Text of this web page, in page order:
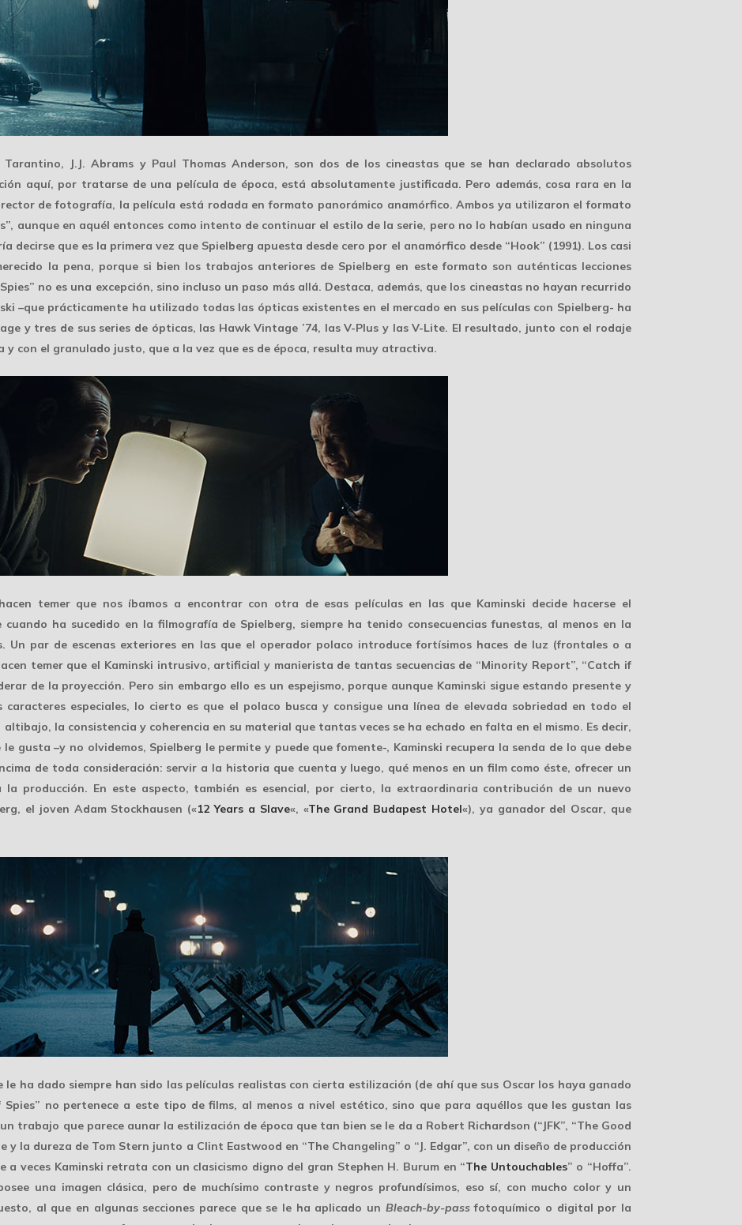
J.J. Abrams y Paul Thomas Anderson, son dos de los cineastas que se han declarado absolutos
aquí, por tratarse de una película de época, está absolutamente justificada. Pero además, cosa rara en la
de fotografía, la película está rodada enformato panorámico anamórfico. Ambos ya utilizaron el formato
aunque en aquél entonces como intento de continuar el estilo de la serie, pero no lo habían usado en ninguna
decirse que es la primera vez que Spielberg apuesta desde cero por el anamórfico desde “Hook” (1991). Los casi
la pena, porque si bien los trabajos anteriores de Spielberg en este formato son auténticas lecciones
no es una excepción, sino incluso un paso más allá. Destaca, además, que los cineastas no hayan recurrido
–que prácticamente ha utilizado todas las ópticas existentes en el mercado en sus películas con Spielberg- ha
y tres de sus series de ópticas, las Hawk Vintage ’74, las V-Plus y las V-Lite. El resultado, junto con el rodaje
y con el granulado justo, que a la vez que es de época, resulta muy atractiva.
temer que nos íbamos a encontrar con otra de esas películas en las que Kaminski decide hacerse el
ha sucedido en la filmografía de Spielberg, siempre ha tenido consecuencias funestas, al menos en la
Un par de escenas exteriores en las que el operador polaco introducefortísimos haces de luz (frontales o a
temer que el Kaminski intrusivo, artificial y manierista de tantas secuencias de “Minority Report”, “Catch if
de la proyección. Pero sin embargo ello es un espejismo, porque aunque Kaminski sigue estando presente y
caracteres especiales, lo cierto es que el polaco busca y consigue una línea de elevada sobriedad en todo el
la consistencia y coherencia en su material que tantas veces se ha echado en falta en el mismo. Es decir,
gusta –y no olvidemos, Spielberg le permite y puede que fomente-, Kaminski recupera la senda de lo que debe
de toda consideración: servir a la historia que cuenta y luego, qué menos en un film como éste, ofrecer un
la producción. En este aspecto, también es esencial, por cierto, la extraordinaria contribución de un nuevo
el joven Adam Stockhausen («12 Years a Slave«, «The Grand Budapest Hotel«), ya ganador del Oscar, que
ha dado siempre han sido las películas realistascon cierta estilización (de ahí que sus Oscar los haya ganado
Spies” no pertenece a este tipo de films, al menos a nivel estético, sino que para aquéllos que les gustan las
trabajo que parece aunar la estilización de época que tan bien se le da a Robert Richardson (“JFK”, “The Good
y la dureza de Tom Stern junto a Clint Eastwood en “The Changeling” o “J. Edgar”, con un diseño de producción
a veces Kaminski retrata con un clasicismo digno del gran Stephen H. Burumen “The Untouchables” o “Hoffa”.
una imagen clásica, pero de muchísimo contraste y negros profundísimos, eso sí, con mucho color y un
al que en algunas secciones parece que se le ha aplicado un Bleach-by-passfotoquímico o digital por la